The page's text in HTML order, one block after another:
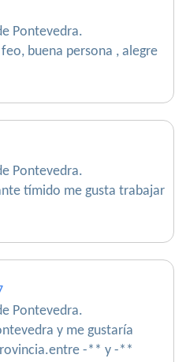
Pontevedra.
buena persona , alegre
Pontevedra.
tímido me gusta trabajar
Pontevedra.
y me gustaría
-** y -**